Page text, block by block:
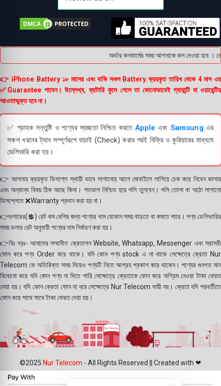
অর্ডার কনফার্মের সময় আপনাকে কল দেওয়া হবে ।
👉 iPhone Battery ১৮ মাসের এবং বাকি সকল Battery ক্রয়কৃত তারিখ থেকে 4 মাস এর
✅Guarantee পাবেন। উল্লেখ্য, ব্যাটারি ফুলে গেলে তা কোনোভাবেই গ্যারান্টি বা ওয়ারেন্টির
আওতাভুক্ত হবে না।
✅ গ্রাহক সন্তুষ্টি ও পণ্যের স্বচ্ছতা নিশ্চিত করতে Apple এবং Samsungএর
সকল ধরনের ট্যাব সম্পূর্ণরূপে যাচাই (Check) করার পরই বিক্রি ও কুরিয়ারের মাধ্যমে
ডেলিভারি করা হয়।
👉 আপনার ক্রয়কৃত ডিসপ্লে স্থায়ী ভাবে লাগানোর আগে মোবাইলে লাগিয়ে চেক করে নিবেন কালার
এবং অন্যান্য বিষয় ঠিক আছে কিনা। শতভাগ নিশ্চিত হয়ে পলি তুলবেন। পলি তোলা বা আঠা লাগানো
ডিসপ্লেতে ❌Warranty প্রদান করা হয় না।
👉ডলারের(💲) রেট কম বেশির জন্য পণ্যের দাম যেকোন সময় বাড়তে বা কমতে পারে। পণ্য ডেলিভারির
সময় ডলার রেট অনুযায়ী পণ্যের দাম নির্ধারণ করা হয়।
👉বিঃ দ্রঃ- আমাদের সম্মানীত ক্রেতাগন Website, Whatsapp, Messenger এবং সরাসরী
ফোন করে পণ্য Order করে থাকে। যদি কোন পণ্য stock এ না থাকে সেক্ষেত্রে ক্রেতা Nur
Telecom কে অতিরিক্ত সময় দিয়েও পণ্যটি নিতে আগ্রহ প্রকাশ করে থাকেন। পণ্যের গুনগত মান
বিবেচনা করে যদি কোন পণ্য না দিতে পারি সেক্ষেত্রে ক্রেতাকে ফোন করে অগ্রিম নেওয়া টাকা ফেরত
দেয়া হয়। যদি কোন ক্রেতা ফোন না ধরে সেক্ষেত্রে Nur Telecom দায়ী নয়। ক্রেতা যদি পরবর্তীতে
ফোন করে সাথে সাথে টাকা ফেরত দেয়া হয়।
©2025 Nur Telecom - All Rights Reserved || Created with ❤